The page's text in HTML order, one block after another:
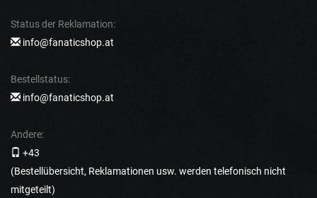
Status der Reklamation:
info@fanaticshop.at
Bestellstatus:
info@fanaticshop.at
Andere:
+43
(Bestellübersicht, Reklamationen usw. werden telefonisch nicht
mitgeteilt)